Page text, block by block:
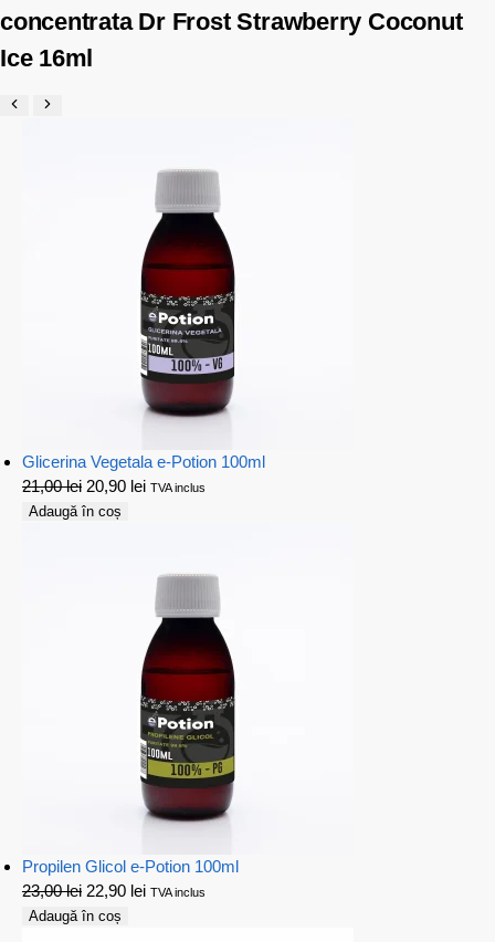
concentrata Dr Frost Strawberry Coconut
Ice 16ml
Glicerina Vegetala e-Potion 100ml
21,00lei 20,90 lei TVA inclus
Adaugă în coș
Propilen Glicol e-Potion 100ml
23,00lei 22,90 lei TVA inclus
Adaugă în coș